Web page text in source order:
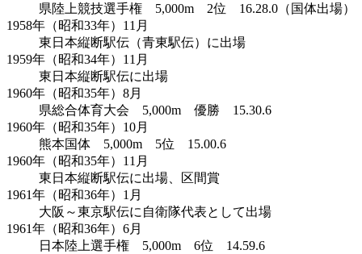
県陸上競技選手権 5,000m 2位 16.28.0（国体出場）
1958年（昭和33年）11月
東日本縦断駅伝（青東駅伝）に出場
1959年（昭和34年）11月
東日本縦断駅伝に出場
1960年（昭和35年）8月
県総合体育大会 5,000m 優勝 15.30.6
1960年（昭和35年）10月
熊本国体 5,000m 5位 15.00.6
1960年（昭和35年）11月
東日本縦断駅伝に出場、区間賞
1961年（昭和36年）1月
大阪～東京駅伝に自衛隊代表として出場
1961年（昭和36年）6月
日本陸上選手権 5,000m 6位 14.59.6